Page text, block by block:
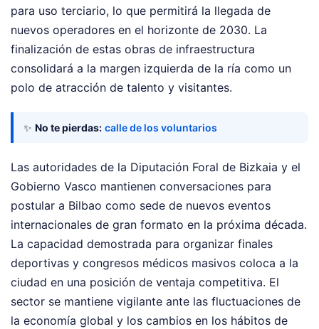
para uso terciario, lo que permitirá la llegada de
nuevos operadores en el horizonte de 2030. La
finalización de estas obras de infraestructura
consolidará a la margen izquierda de la ría como un
polo de atracción de talento y visitantes.
✨ No te pierdas: calle de los voluntarios
Las autoridades de la Diputación Foral de Bizkaia y el
Gobierno Vasco mantienen conversaciones para
postular a Bilbao como sede de nuevos eventos
internacionales de gran formato en la próxima década.
La capacidad demostrada para organizar finales
deportivas y congresos médicos masivos coloca a la
ciudad en una posición de ventaja competitiva. El
sector se mantiene vigilante ante las fluctuaciones de
la economía global y los cambios en los hábitos de